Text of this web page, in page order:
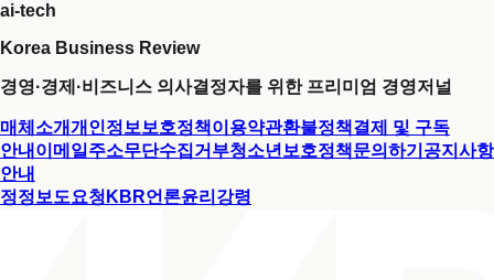
ai-tech
Korea Business Review
경영·경제·비즈니스 의사결정자를 위한 프리미엄 경영저널
매체소개개인정보보호정책이용약관환불정책결제 및 구독
안내 이메일주소무단수집거부청소년보호정책문의하기 공지사항
안내
정정보도요청 KBR언론윤리강령